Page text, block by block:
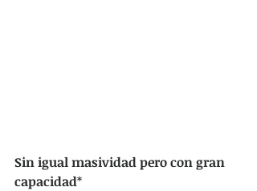
Sin igual masividad pero con gran
capacidad*